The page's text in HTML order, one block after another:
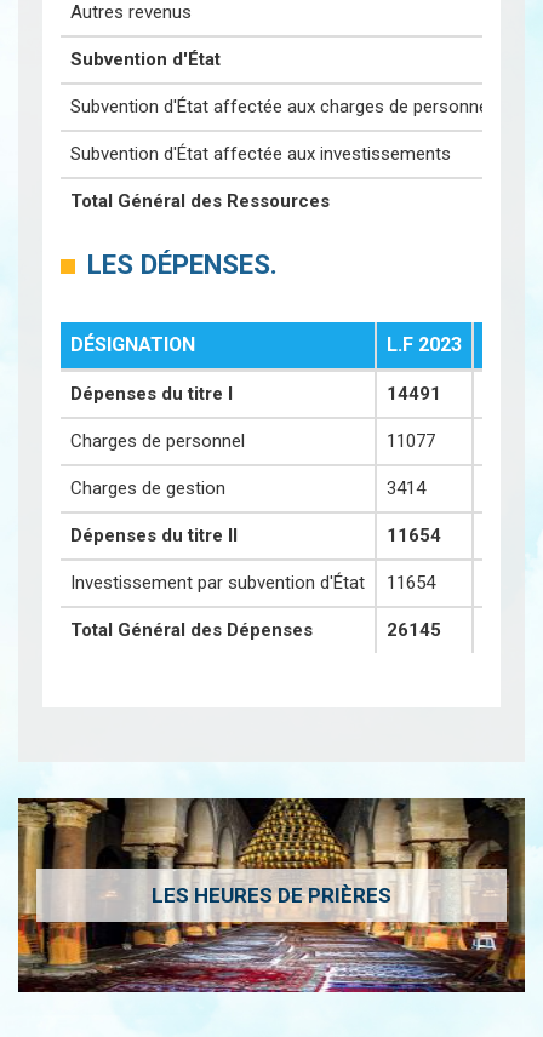
Autres revenus
Subvention d'État
Subvention d'État affectée aux charges de personnel
Subvention d'État affectée aux investissements
Total Général des Ressources
LES DÉPENSES.
DÉSIGNATION L.F 2023
Dépenses du titre I 14491
Charges de personnel 11077
Charges de gestion 3414
Dépenses du titre II 11654
Investissement par subvention d'État 11654
Total Général des Dépenses 26145
LES HEURES DE PRIÈRES